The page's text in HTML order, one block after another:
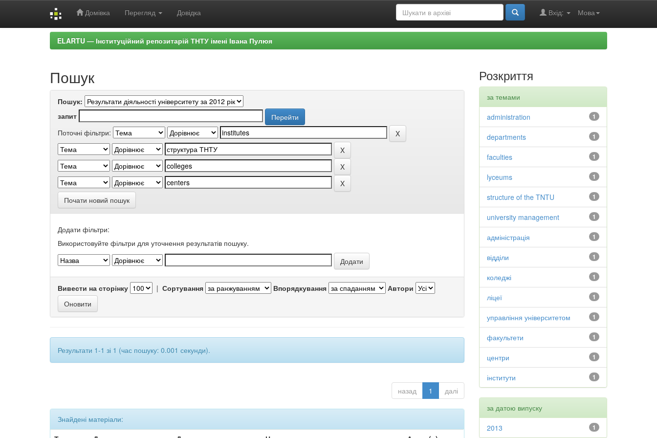
Домівка Перегляд Довідка Мова
Вхід:
ELARTU — Інституційний репозитарій ТНТУ імені Івана Пулюя
Пошук
Пошук:
запит
Поточні фільтри:
Почати новий пошук
Додати фільтри:
Використовуйте фільтри для уточнення результатів пошуку.
Вивести на сторінку | Сортування Впорядкування Автори
Результати 1-1 зі 1 (час пошуку: 0.001 секунди).
назад 1 далі
Знайдені матеріали:
Розкриття
за темами
1
administration
1
departments
1
faculties
1
lyceums
1
structure of the TNTU
1
university management
1
адміністрація
1
відділи
1
коледжі
1
ліцеї
1
управління університетом
1
факультети
1
центри
1
інститути
за датою випуску
1
2013